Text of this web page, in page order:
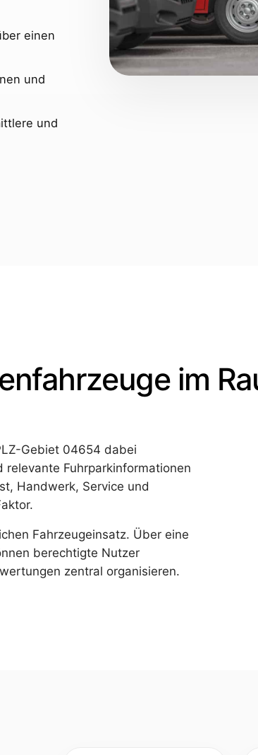
einen
und
und
im
Gebiet 04654 dabei
Fuhrparkinformationen
Handwerk, Service und
Fahrzeugeinsatz. Über eine
berechtigte Nutzer
zentral organisieren.